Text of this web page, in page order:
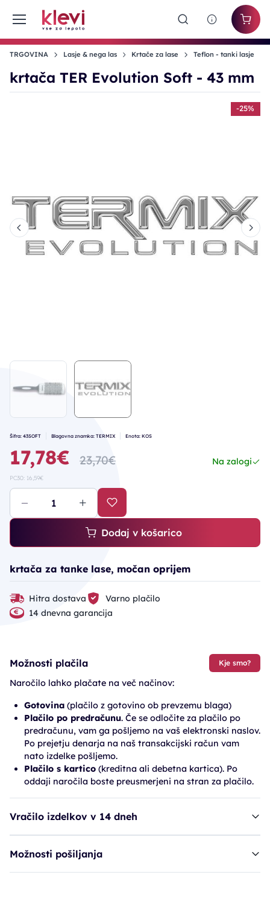
TRGOVINA Lasje & nega las Krtače za lase Teflon - tanki lasje
krtača TER Evolution Soft - 43 mm
-25%
Šifra: 43SOFT Blagovna znamka: TERMIX Enota: KOS
17,78€ 23,70€ Na zalogi
PC30: 16,59€
Dodaj v košarico
krtača za tanke lase, močan oprijem
Hitra dostava
Varno plačilo
14 dnevna garancija
Možnosti plačila Kje smo?
Naročilo lahko plačate na več načinov:
Gotovina (plačilo z gotovino ob prevzemu blaga)
Plačilo po predračunu. Če se odločite za plačilo po
predračunu, vam ga pošljemo na vaš elektronski naslov.
Po prejetju denarja na naš transakcijski račun vam
nato izdelke pošljemo.
Plačilo s kartico (kreditna ali debetna kartica). Po
oddaji naročila boste preusmerjeni na stran za plačilo.
Vračilo izdelkov v 14 dneh
Možnosti pošiljanja